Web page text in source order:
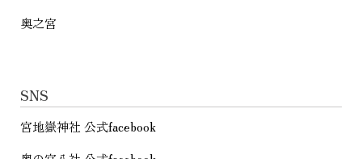
奥之宮
SNS
宮地嶽神社 公式facebook